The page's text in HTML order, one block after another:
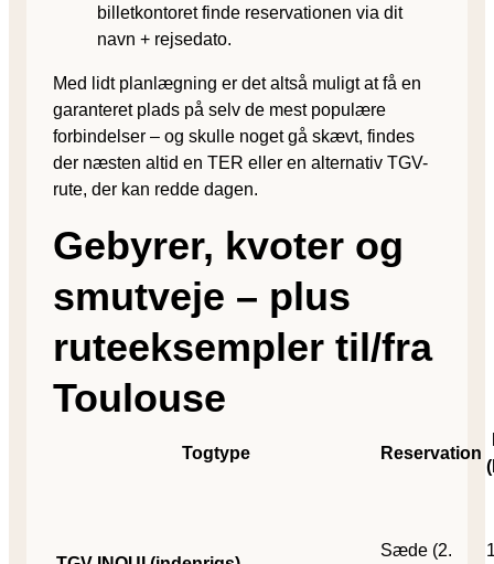
billetkontoret finde reservationen via dit
navn + rejsedato.
Med lidt planlægning er det altså muligt at få en
garanteret plads på selv de mest populære
forbindelser – og skulle noget gå skævt, findes
der næsten altid en TER eller en alternativ TGV-
rute, der kan redde dagen.
Gebyrer, kvoter og
smutveje – plus
ruteeksempler til/fra
Toulouse
Togtype Reservation
Sæde (2.